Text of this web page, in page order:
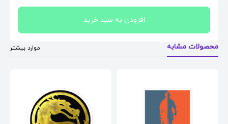
افزودن به سبد خرید
محصولات مشابه موارد بیشتر